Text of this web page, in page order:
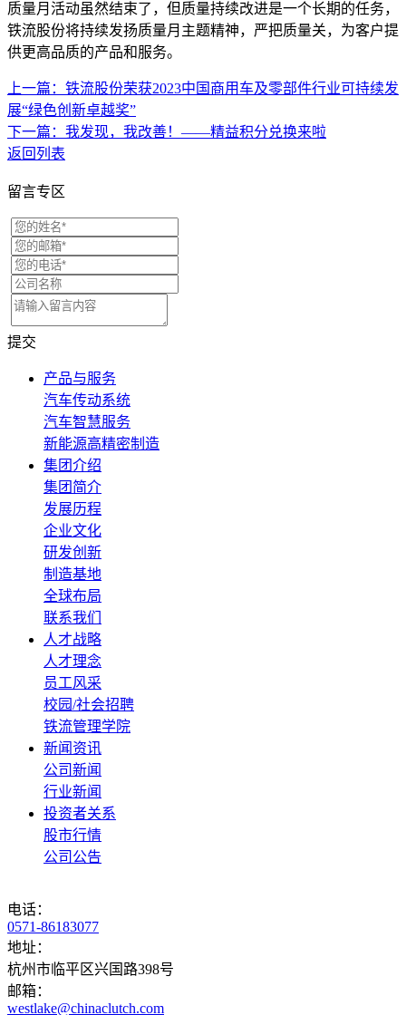
质量月活动虽然结束了，但质量持续改进是一个长期的任务，
铁流股份将持续发扬质量月主题精神，严把质量关，为客户提
供更高品质的产品和服务。
上一篇：铁流股份荣获2023中国商用车及零部件行业可持续发
展“绿色创新卓越奖”
下一篇：我发现，我改善！——精益积分兑换来啦
返回列表
留言专区
提交
产品与服务
汽车传动系统
汽车智慧服务
新能源高精密制造
集团介绍
集团简介
发展历程
企业文化
研发创新
制造基地
全球布局
联系我们
人才战略
人才理念
员工风采
校园/社会招聘
铁流管理学院
新闻资讯
公司新闻
行业新闻
投资者关系
股市行情
公司公告
电话：
0571-86183077
地址：
杭州市临平区兴国路398号
邮箱：
westlake@chinaclutch.com